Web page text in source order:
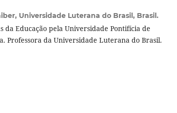
Universidade Luterana do Brasil, Brasil.
da Educação pela Universidade Pontifícia de
Professora da Universidade Luterana do Brasil.